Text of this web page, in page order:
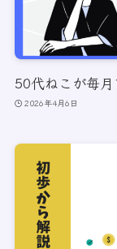
50代ねこが毎
2026年4月6日